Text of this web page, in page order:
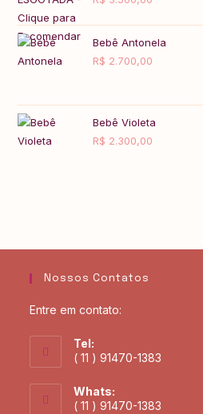
Bebê Antonela
R$ 2.700,00
Bebê Violeta
R$ 2.300,00
Nossos Contatos
Entre em contato:
Tel:
( 11 ) 91470-1383
Whats:
( 11 ) 91470-1383